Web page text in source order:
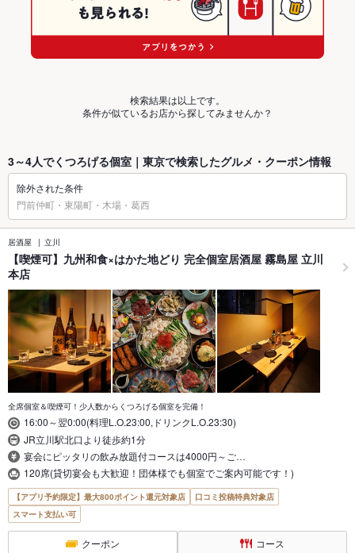
検索結果は以上です。
条件が似ているお店から探してみませんか？
3～4人でくつろげる個室｜東京で検索したグルメ・クーポン情報
除外された条件
門前仲町・東陽町・木場・葛西
居酒屋 立川
【喫煙可】九州和食×はかた地どり 完全個室居酒屋 霧島屋 立川
本店
全席個室＆喫煙可！少人数からくつろげる個室を完備！
16:00～翌0:00(料理L.O.23:00,ドリンクL.O.23:30)
JR立川駅北口より徒歩約1分
宴会にピッタリの飲み放題付コースは4000円～ご…
120席(貸切宴会も大歓迎！団体様でも個室でご案内可能です！)
【アプリ予約限定】最大800ポイント還元対象店
口コミ投稿特典対象店
スマート支払い可
クーポン コース